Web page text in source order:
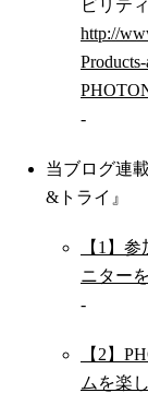
ビリティ
http://
-
当ブログ連
&トライ』
【1】
ニター
-
【2】
ムを楽